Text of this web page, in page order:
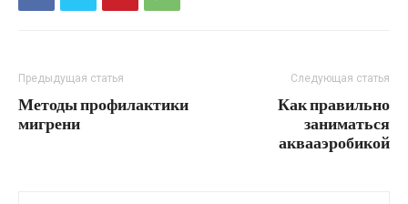
Предыдущая статья
Методы профилактики
мигрени
Следующая статья
Как правильно
заниматься
аквааэробикой